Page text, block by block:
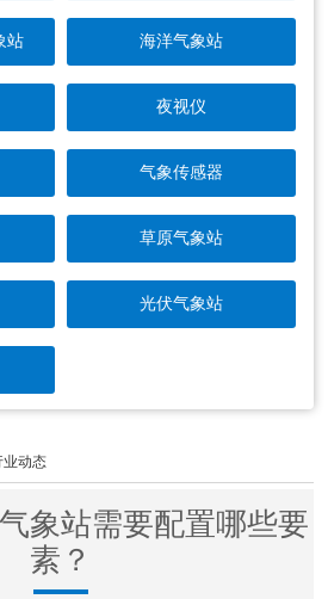
站 海洋气象站
夜视仪
气象传感器
草原气象站
光伏气象站
业动态
象站需要配置哪些要
素？